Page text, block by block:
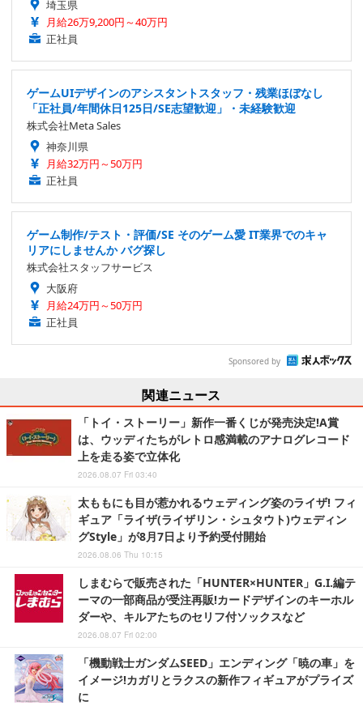
埼玉県
月給26万9,200円～40万円
正社員
ゲームUIデザインのアシスタントスタッフ・残業ほぼなし
「正社員/年間休日125日/SE志望歓迎」・未経験歓迎
株式会社Meta Sales
神奈川県
月給32万円～50万円
正社員
ゲーム制作/テスト・評価/SE そのゲーム愛 IT業界でのキャ
リアにしませんか バグ探し
株式会社スタッフサービス
大阪府
月給24万円～50万円
正社員
Sponsored by
関連ニュース
「トイ・ストーリー」新作一番くじが発売決定!A賞
は、ウッディたちがレトロ感満載のアナログレコード
上を走る姿で立体化
2026.08.07 Fri 03:40
太ももにも目が惹かれるウェディング姿のライザ! フィ
ギュア「ライザ(ライザリン・シュタウト)ウェディン
グStyle」が8月7日より予約受付開始
2026.08.06 Thu 10:15
しまむらで販売された「HUNTER×HUNTER」G.I.編テ
ーマの一部商品が受注再販!カードデザインのキーホル
ダーや、キルアたちのセリフ付ソックスなど
2026.08.07 Fri 02:00
「機動戦士ガンダムSEED」エンディング「暁の車」を
イメージ!カガリとラクスの新作フィギュアがプライズ
に